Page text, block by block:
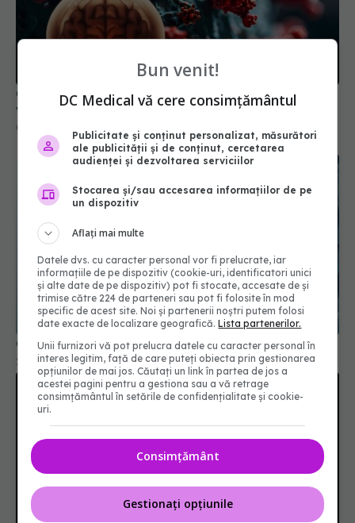
COVID, impact major asupra creierului. Efectele
vizibile chiar și după 3 ani de la infectare
COVID-19, evoluție neașteptată
22 oct 2025, 08:48
Formele ușoare de COVID-19, impact asupra
inimii
Bun venit!
DC Medical vă cere consimțământul
Publicitate și conținut personalizat, măsurători
ale publicității și de conținut, cercetarea
audienței și dezvoltarea serviciilor
Stocarea și/sau accesarea informațiilor de pe
un dispozitiv
Aflați mai multe
Datele dvs. cu caracter personal vor fi prelucrate, iar
informațiile de pe dispozitiv (cookie-uri, identificatori unici
și alte date de pe dispozitiv) pot fi stocate, accesate de și
trimise către 224 de parteneri sau pot fi folosite în mod
specific de acest site. Noi și partenerii noștri putem folosi
date exacte de localizare geografică.Lista partenerilor.
Unii furnizori vă pot prelucra datele cu caracter personal în
interes legitim, față de care puteți obiecta prin gestionarea
opțiunilor de mai jos. Căutați un link în partea de jos a
acestei pagini pentru a gestiona sau a vă retrage
consimțământul în setările de confidențialitate și cookie-
uri.
Consimțământ
Gestionați opțiunile